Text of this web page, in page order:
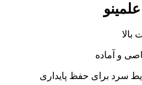
بالا
و آماده
سرد برای حفظ پایداری